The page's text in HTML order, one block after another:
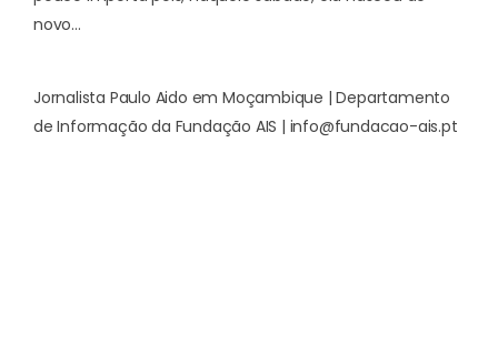
novo…
Jornalista Paulo Aido em Moçambique | Departamento
de Informação da Fundação AIS | info@fundacao-ais.pt